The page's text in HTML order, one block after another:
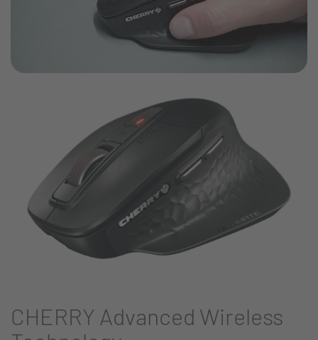
CHERRY Advanced Wireless